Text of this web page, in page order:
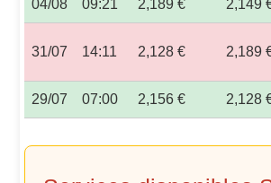
04/08 09:21 2,189 € 2,149
31/07 14:11 2,128 € 2,189
29/07 07:00 2,156 € 2,128